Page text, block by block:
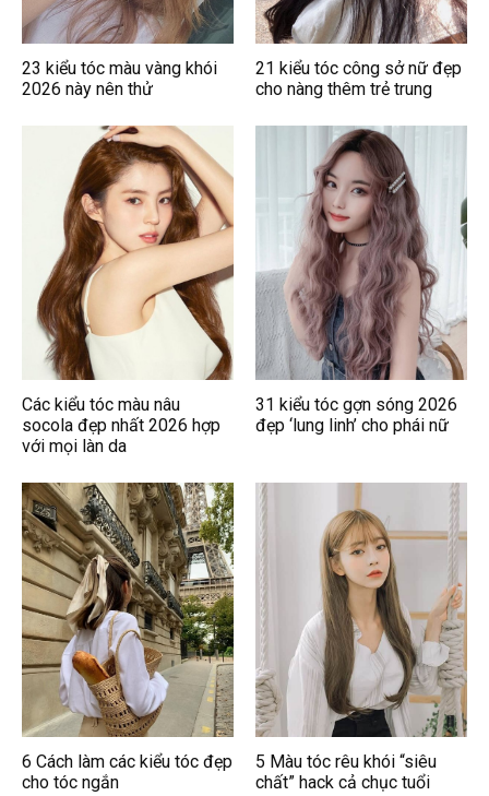
23 kiểu tóc màu vàng khói
2026 này nên thử
21 kiểu tóc công sở nữ đẹp
cho nàng thêm trẻ trung
Các kiểu tóc màu nâu
socola đẹp nhất 2026 hợp
với mọi làn da
31 kiểu tóc gợn sóng 2026
đẹp ‘lung linh’ cho phái nữ
6 Cách làm các kiểu tóc đẹp
cho tóc ngắn
5 Màu tóc rêu khói “siêu
chất” hack cả chục tuổi